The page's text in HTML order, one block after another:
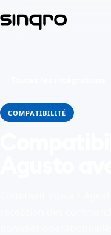
COMPATIBILITÉ